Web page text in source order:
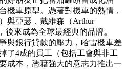
機車原型。憑著對機車的熱情，
與亞瑟．戴維森（Arthur
後來成為全球最經典的品牌。
與銀行貸款的壓力，哈雷機車差
了4成的員工（包括工會與非工
成本，憑藉強大的意志力推出一